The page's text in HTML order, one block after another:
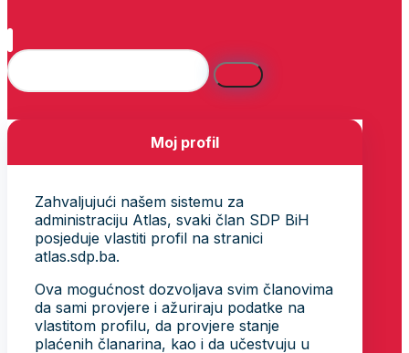
Moj profil
Zahvaljujući našem sistemu za
administraciju Atlas, svaki član SDP BiH
posjeduje vlastiti profil na stranici
atlas.sdp.ba.
Ova mogućnost dozvoljava svim članovima
da sami provjere i ažuriraju podatke na
vlastitom profilu, da provjere stanje
plaćenih članarina, kao i da učestvuju u